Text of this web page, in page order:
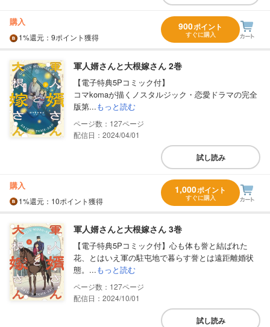
購入
1%還元 ：9ポイント獲得
900ポイント
すぐに購入
軍人婿さんと大根嫁さん 2巻
【電子特典5Pコミック付】
コマkomaが描くノスタルジック・恋愛ドラマの完全
版第...もっと読む
127
配信日：2024/04/01
試し読み
購入
1%還元 ：10ポイント獲得
1,000ポイント
すぐに購入
軍人婿さんと大根嫁さん 3巻
【電子特典5Pコミック付】心も体も誉と結ばれた
花、とはいえ軍の駐屯地で暮らす誉とは遠距離婚状
態。...もっと読む
127
配信日：2024/10/01
試し読み